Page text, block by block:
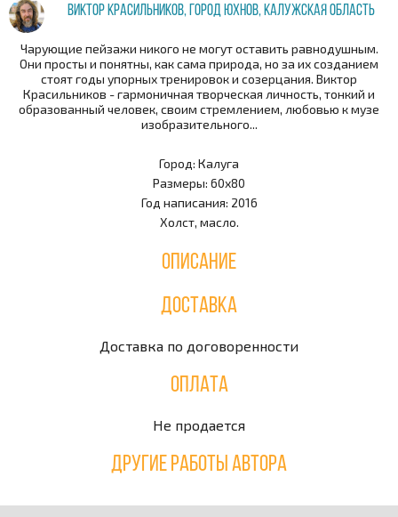
Виктор Красильников, город Юхнов, Калужская область
Чарующие пейзажи никого не могут оставить равнодушным.
Они просты и понятны, как сама природа, но за их созданием
стоят годы упорных тренировок и созерцания. Виктор
Красильников - гармоничная творческая личность, тонкий и
образованный человек, своим стремлением, любовью к музе
изобразительного...
Город: Калуга
Размеры: 60х80
Год написания: 2016
Холст, масло.
Описание
Доставка
Доставка по договоренности
Оплата
Не продается
Другие работы автора